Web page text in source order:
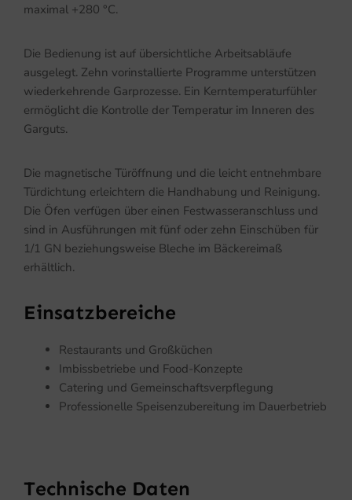
maximal +280 °C.
Die Bedienung ist auf übersichtliche Arbeitsabläufe
ausgelegt. Zehn vorinstallierte Programme unterstützen
wiederkehrende Garprozesse. Ein Kerntemperaturfühler
ermöglicht die Kontrolle der Temperatur im Inneren des
Garguts.
Die magnetische Türöffnung und die leicht entnehmbare
Türdichtung erleichtern die Handhabung und Reinigung.
Die Öfen verfügen über einen Festwasseranschluss und
sind in Ausführungen mit fünf oder zehn Einschüben für
1/1 GN beziehungsweise Bleche im Bäckereimaß
erhältlich.
Einsatzbereiche
Restaurants und Großküchen
Imbissbetriebe und Food-Konzepte
Catering und Gemeinschaftsverpflegung
Professionelle Speisenzubereitung im Dauerbetrieb
Technische Daten